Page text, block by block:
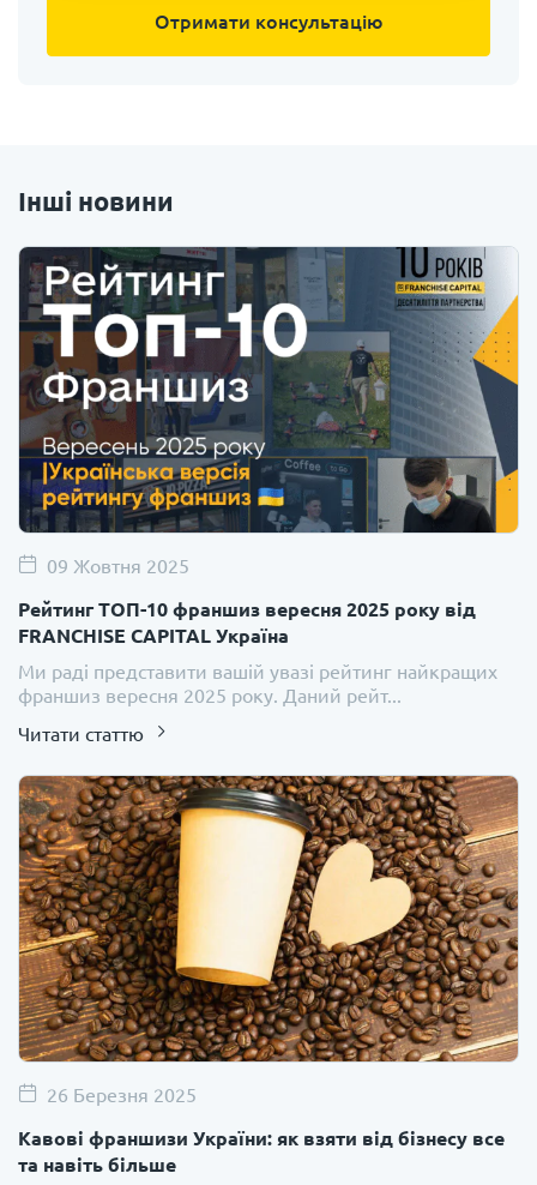
Інші новини
09 Жовтня 2025
Рейтинг ТОП-10 франшиз вересня 2025 року від
FRANCHISE CAPITAL Україна
Ми раді представити вашій увазі рейтинг найкращих
франшиз вересня 2025 року. Даний рейт...
Читати статтю
26 Березня 2025
Кавові франшизи України: як взяти від бізнесу все
та навіть більше